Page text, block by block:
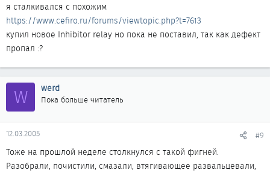
я сталкивался с похожим
https://www.cefiro.ru/forums/viewtopic.php?t=7613
купил новое Inhibitor relay но пока не поставил, так как дефект
пропал :?
W werd
Пока больше читатель
12.03.2005 #9
Тоже на прошлой неделе столкнулся с такой фигней.
Разобрали, почистили, смазали, втягивающее развальцевали,